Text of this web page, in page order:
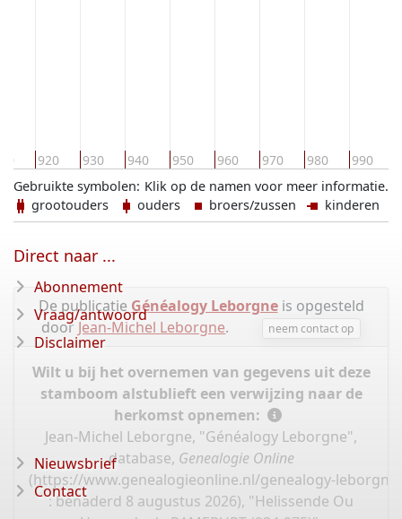
920 930 940 950 960 970 980 990
Klik op de namen voor meer informatie.
Gebruikte symbolen:
grootouders
ouders broers/zussen kinderen
De publicatie Généalogy Leborgneis opgesteld
door Jean-Michel Leborgne. neem contact op
Wilt u bij het overnemen van gegevens uit deze
stamboom alstublieft een verwijzing naar de
herkomst opnemen:
Jean-Michel Leborgne, "Généalogy Leborgne",
database, Genealogie Online
(https://www.genealogieonline.nl/genealogy-
: benaderd 8 augustus 2026), "Helissende Ou
Direct naar ...
Abonnement
Vraag/antwoord
Disclaimer
Nieuwsbrief
Contact